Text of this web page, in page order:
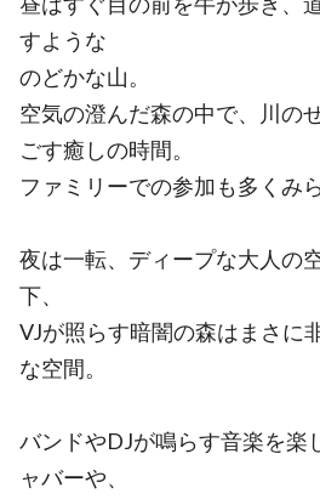
すような
のどかな山。
空気の澄んだ森の中で、川の
ごす癒しの時間。
ファミリーでの参加も多くみ
夜は一転、ディープな大人の
下、
VJが照らす暗闇の森はまさに
な空間。
バンドやDJが鳴らす音楽を楽
ャバーや、